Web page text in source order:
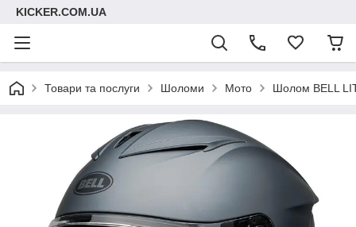
KICKER.COM.UA
Товари та послуги Шоломи Мото Шолом BELL